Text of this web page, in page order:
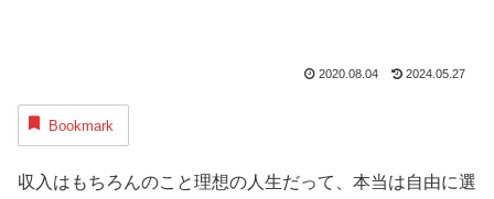
2020.08.04 2024.05.27
Bookmark
収入はもちろんのこと理想の人生だって、本当は自由に選